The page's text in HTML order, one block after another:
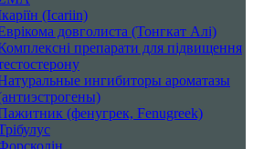
(Icariin)
довголиста (Тонгкат Алі)
препарати для підвищення
ингибиторы ароматазы
(фенугрек, Fenugreek)